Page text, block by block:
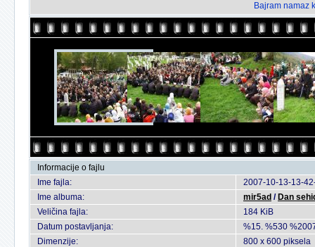
Bajram namaz
Informacije o fajlu
Ime fajla:
2007-10-13-13-
Ime albuma:
mir5ad / Dan
Veličina fajla:
184 KiB
Datum postavljanja:
%15. %530
Dimenzije:
800 x 600 piksela